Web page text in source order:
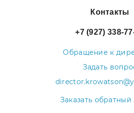
Контакты
+7 (927) 338-
Обращение к
Задать
Заказать обратный